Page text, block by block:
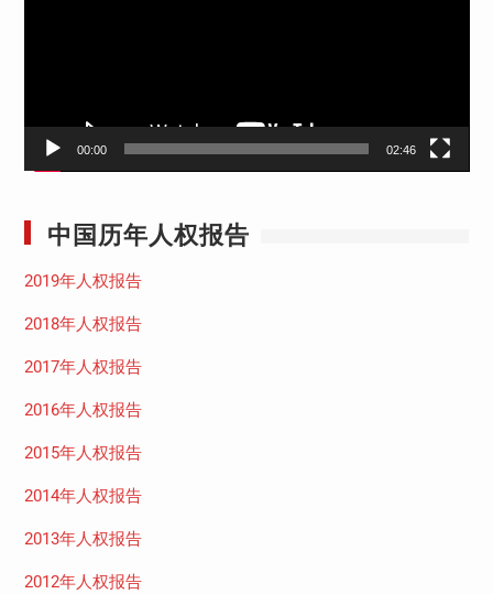
00:00 02:46
中国历年人权报告
2019年人权报告
2018年人权报告
2017年人权报告
2016年人权报告
2015年人权报告
2014年人权报告
2013年人权报告
2012年人权报告